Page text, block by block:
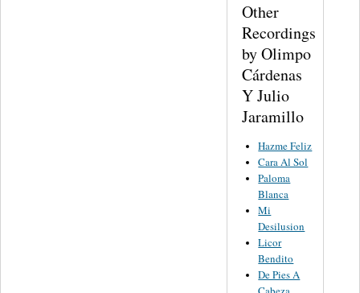
Other
Recordings
by Olimpo
Cárdenas
Y Julio
Jaramillo
Hazme Feliz
Cara Al Sol
Paloma
Blanca
Mi
Desilusion
Licor
Bendito
De Pies A